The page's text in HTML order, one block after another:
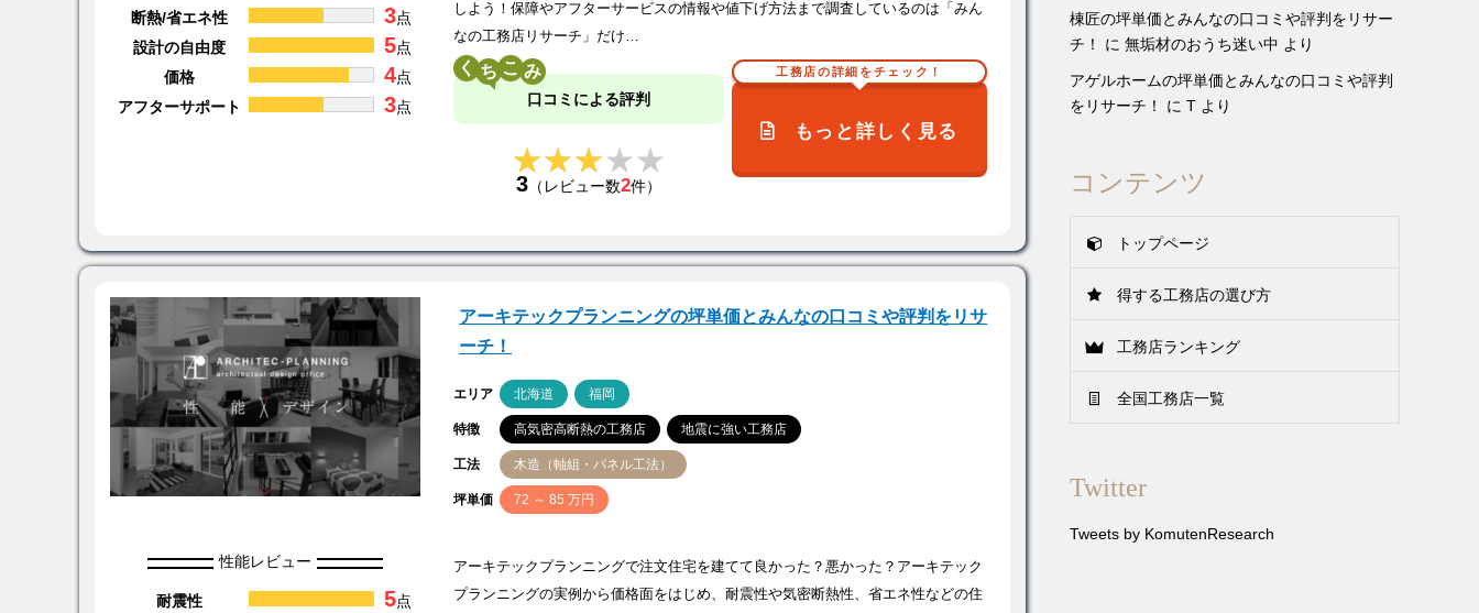
断熱/省エネ性
3点
設計の自由度
5点
価格
4点
アフターサポート
3点
しよう！保障やアフターサービスの情報や値下げ方法まで調査しているのは「みん
なの工務店リサーチ」だけ…
く こ
口コミによる評判
★★★★★
★★★★★
3 （レビュー数2件）
工務店の詳細をチェック！
もっと詳しく見る
アーキテックプランニングの坪単価とみんなの口コミや評判をリサ
ーチ！
エリア 北海道 福岡
特徴 高気密高断熱の工務店 地震に強い工務店
工法 木造（軸組・パネル工法）
坪単価 72 ～ 85 万円
性能レビュー
耐震性 5点
アーキテックプランニングで注文住宅を建てて良かった？悪かった？アーキテック
プランニングの実例から価格面をはじめ、耐震性や気密断熱性、省エネ性などの住
棟匠の坪単価とみんなの口コミや評判をリサー
チ！
に 無垢材のおうち迷い中 より
アゲルホームの坪単価とみんなの口コミや評判
をリサーチ！
に T より
コンテンツ
トップページ
得する工務店の選び方
工務店ランキング
全国工務店一覧
Twitter
Tweets by KomutenResearch